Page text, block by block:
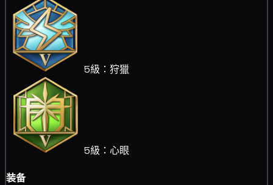
5級：狩獵
5級：心眼
装备